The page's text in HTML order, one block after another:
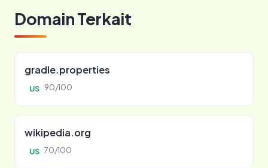
Domain Terkait
gradle.properties
US 90/100
wikipedia.org
US 70/100